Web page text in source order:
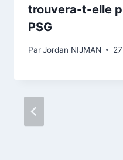
trouvera-t-elle
PSG
ParJordan NIJMAN